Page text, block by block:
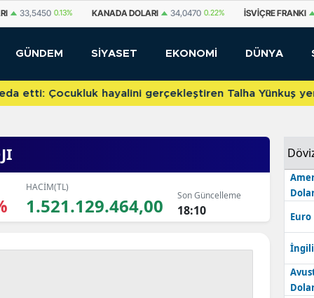
DOLARI 34,0470 0.22% İSVIÇRE FRANKI 58,7057 0.18% YUAN
GÜNDEM SİYASET EKONOMİ DÜNYA
Çocukluk hayalini gerçekleştiren Talha Yünkuş yeni
HACİM(TL)
1.521.129.464,00 Son Güncelleme
18:10
Euro